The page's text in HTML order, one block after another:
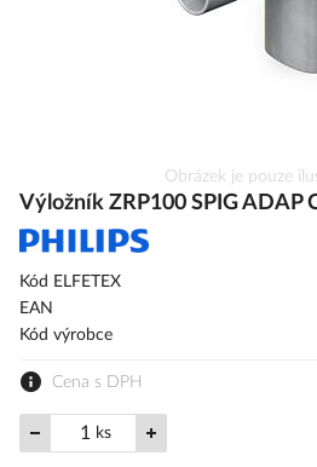
na
galerie
s
Obrázek je pouze
Výložník ZRP100 SPIG ADAP
Kód ELFETEX
EAN
Kód výrobce
Cena s DPH
ks